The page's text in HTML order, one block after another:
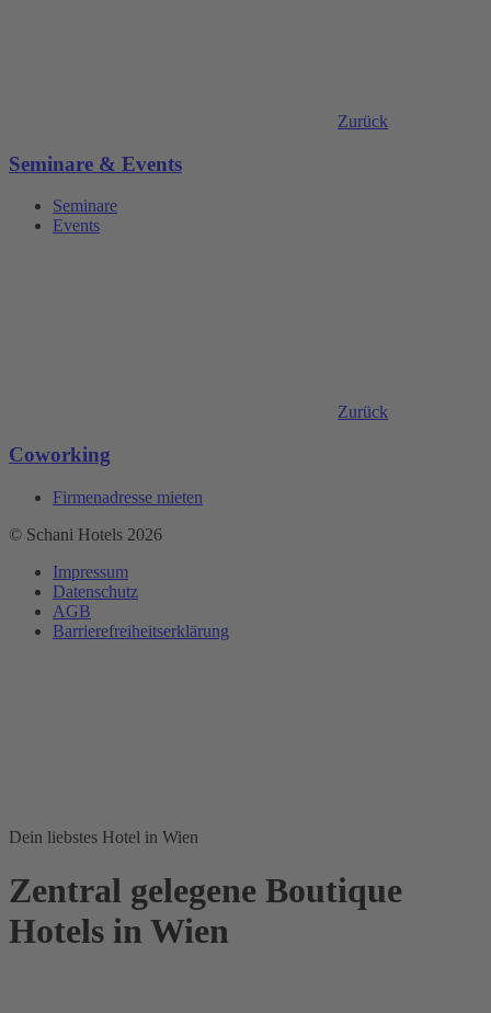
Zurück
Seminare & Events
Seminare
Events
Zurück
Coworking
Firmenadresse mieten
© Schani Hotels 2026
Impressum
Datenschutz
AGB
Barrierefreiheitserklärung
Dein liebstes Hotel in Wien
Zentral gelegene Boutique
Hotels in Wien